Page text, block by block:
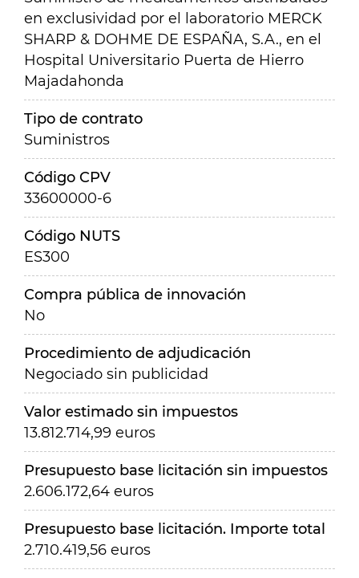
en exclusividad por el laboratorio MERCK
SHARP & DOHME DE ESPAÑA, S.A., en el
Hospital Universitario Puerta de Hierro
Majadahonda
Tipo de contrato
Suministros
Código CPV
33600000-6
Código NUTS
ES300
Compra pública de innovación
No
Procedimiento de adjudicación
Negociado sin publicidad
Valor estimado sin impuestos
13.812.714,99 euros
Presupuesto base licitación sin impuestos
2.606.172,64 euros
Presupuesto base licitación. Importe total
2.710.419,56 euros